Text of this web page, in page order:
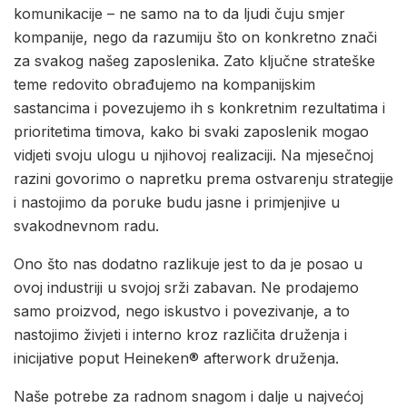
komunikacije – ne samo na to da ljudi čuju smjer
kompanije, nego da razumiju što on konkretno znači
za svakog našeg zaposlenika. Zato ključne strateške
teme redovito obrađujemo na kompanijskim
sastancima i povezujemo ih s konkretnim rezultatima i
prioritetima timova, kako bi svaki zaposlenik mogao
vidjeti svoju ulogu u njihovoj realizaciji. Na mjesečnoj
razini govorimo o napretku prema ostvarenju strategije
i nastojimo da poruke budu jasne i primjenjive u
svakodnevnom radu.
Ono što nas dodatno razlikuje jest to da je posao u
ovoj industriji u svojoj srži zabavan. Ne prodajemo
samo proizvod, nego iskustvo i povezivanje, a to
nastojimo živjeti i interno kroz različita druženja i
inicijative poput Heineken® afterwork druženja.
Naše potrebe za radnom snagom i dalje u najvećoj